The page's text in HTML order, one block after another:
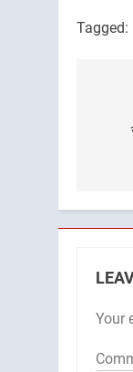
Tagged:
Your